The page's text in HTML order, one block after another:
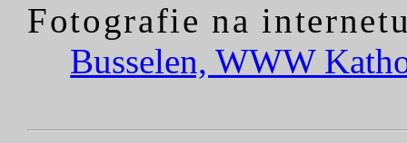
Fotografie na
Busselen, WWW